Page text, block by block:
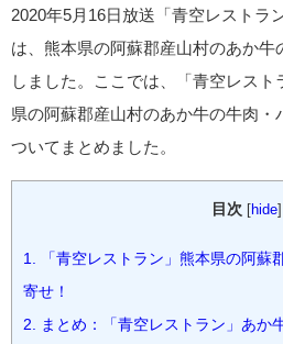
2020年5月16日放送「青空レストラ
は、熊本県の阿蘇郡産山村のあか牛
しました。ここでは、「青空レス
県の阿蘇郡産山村のあか牛の牛肉・
ついてまとめました。
目次 [hide]
1. 「青空レストラン」熊本県の阿蘇
寄せ！
2. まとめ：「青空レストラン」あか